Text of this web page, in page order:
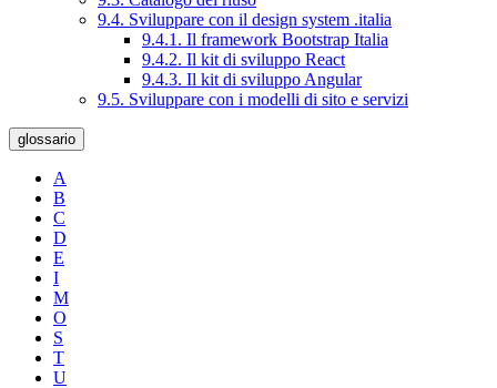
9.4. Sviluppare con il design system .italia
9.4.1. Il framework Bootstrap Italia
9.4.2. Il kit di sviluppo React
9.4.3. Il kit di sviluppo Angular
9.5. Sviluppare con i modelli di sito e servizi
glossario
A
B
C
D
E
I
M
O
S
T
U